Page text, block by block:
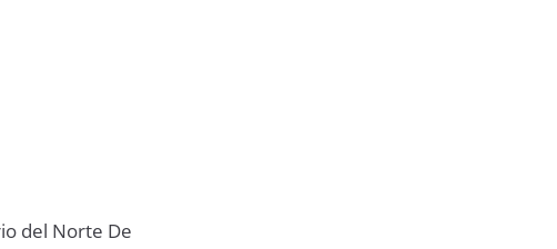
del Norte De